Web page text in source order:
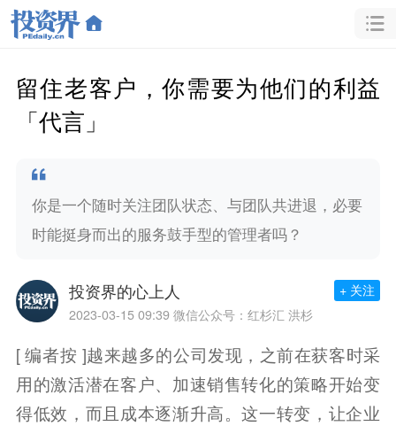
留住老客户，你需要为他们的利益
「代言」
你是一个随时关注团队状态、与团队共进退，必要
时能挺身而出的服务鼓手型的管理者吗？
投资界的心上人
2023-03-15 09:39 微信公众号：红杉汇 洪杉
+ 关注
[ 编者按 ]越来越多的公司发现，之前在获客时采
用的激活潜在客户、加速销售转化的策略开始变
得低效，而且成本逐渐升高。这一转变，让企业